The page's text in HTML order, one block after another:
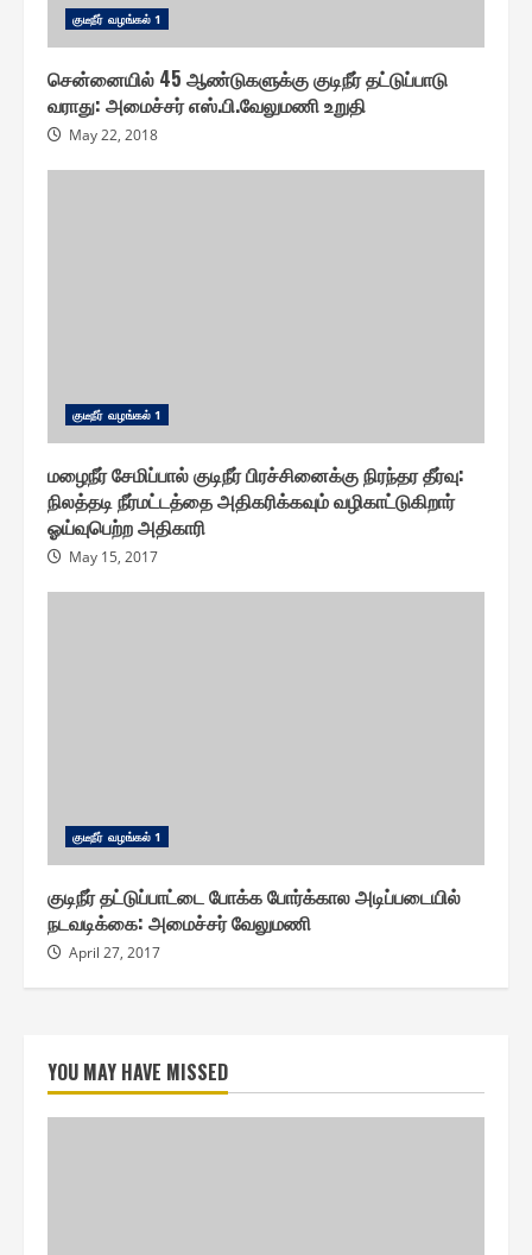
குடீநீர் வழங்௧ல் 1
சென்னையில் 45 ஆண்டுகளுக்கு குடிநீர் தட்டுப்பாடு
வராது: அமைச்சர் எஸ்.பி.வேலுமணி உறுதி
May 22, 2018
குடீநீர் வழங்௧ல் 1
மழைநீர் சேமிப்பால் குடிநீர் பிரச்சினைக்கு நிரந்தர தீர்வு:
நிலத்தடி நீர்மட்டத்தை அதிகரிக்கவும் வழிகாட்டுகிறார்
ஓய்வுபெற்ற அதிகாரி
May 15, 2017
குடீநீர் வழங்௧ல் 1
குடிநீர் தட்டுப்பாட்டை போக்க போர்க்கால அடிப்படையில்
நடவடிக்கை: அமைச்சர் வேலுமணி
April 27, 2017
YOU MAY HAVE MISSED